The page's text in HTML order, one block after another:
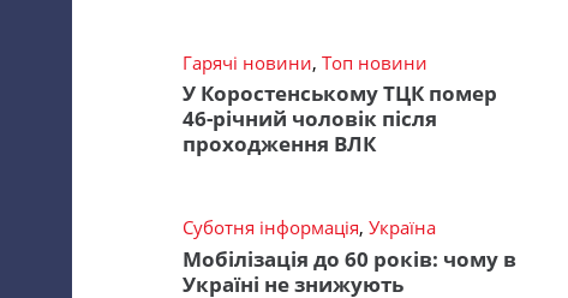
Гарячі новини, Топ новини
У Коростенському ТЦК помер
46-річний чоловік після
проходження ВЛК
Суботня інформація, Україна
Мобілізація до 60 років: чому в
Україні не знижують